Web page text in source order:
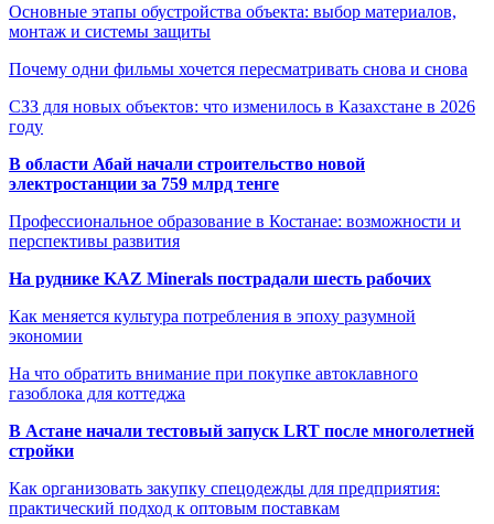
Основные этапы обустройства объекта: выбор материалов,
монтаж и системы защиты
Почему одни фильмы хочется пересматривать снова и снова
СЗЗ для новых объектов: что изменилось в Казахстане в 2026
году
В области Абай начали строительство новой
электростанции за 759 млрд тенге
Профессиональное образование в Костанае: возможности и
перспективы развития
На руднике KAZ Minerals пострадали шесть рабочих
Как меняется культура потребления в эпоху разумной
экономии
На что обратить внимание при покупке автоклавного
газоблока для коттеджа
В Астане начали тестовый запуск LRT после многолетней
стройки
Как организовать закупку спецодежды для предприятия:
практический подход к оптовым поставкам